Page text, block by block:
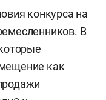
конкурса на
В
как